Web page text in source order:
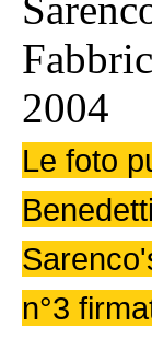
2004
Le foto
n°3